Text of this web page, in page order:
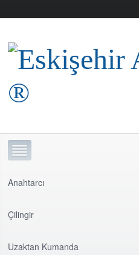
Anahtarcı
Çilingir
Uzaktan Kumanda